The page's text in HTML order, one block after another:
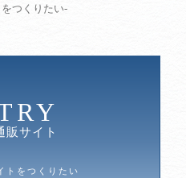
つくりたい-
販サイト
トをつくりたい